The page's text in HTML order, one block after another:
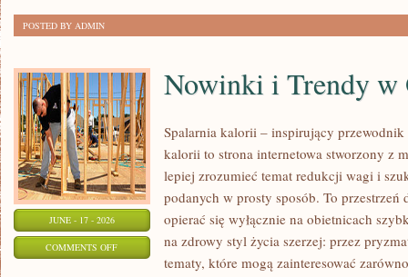
POSTED BY ADMIN
JUNE - 17 - 2026
COMMENTS OFFON
Nowinki i Trendy w
Spalarnia kalorii – inspirujący
kalorii to strona internetowa stworzony z
lepiej zrozumieć temat redukcji wagi i
podanych w prosty sposób. To
opierać się wyłącznie na obietnicach
na zdrowy styl życia szerzej: przez
tematy, które mogą zainteresować